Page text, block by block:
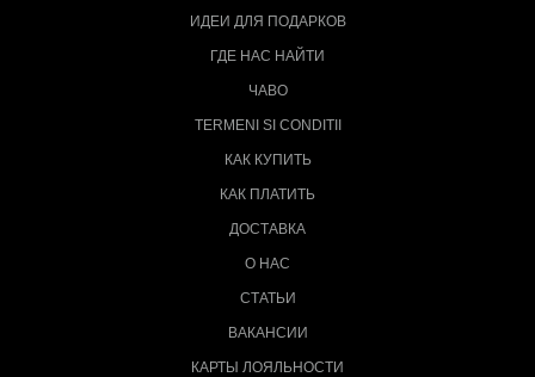
ИДЕИ ДЛЯ ПОДАРКОВ
ГДЕ НАС НАЙТИ
ЧАВО
TERMENI SI CONDITII
КАК КУПИТЬ
КАК ПЛАТИТЬ
ДОСТАВКА
О НАС
СТАТЬИ
ВАКАНСИИ
КАРТЫ ЛОЯЛЬНОСТИ